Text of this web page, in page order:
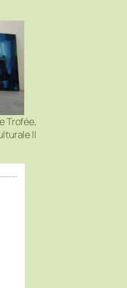
Trofée,
Il